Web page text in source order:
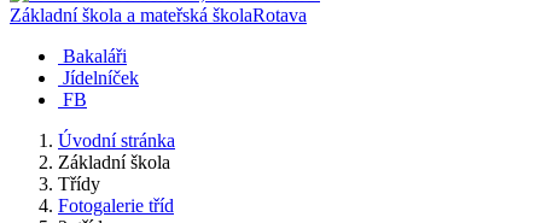
Základní škola a mateřská školaRotava
Bakaláři
Jídelníček
FB
Úvodní stránka
Základní škola
Třídy
Fotogalerie tříd